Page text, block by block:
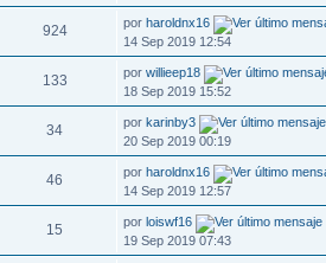
924 porharoldnx16
14 Sep 2019 12:54
133 porwillieep18
18 Sep 2019 15:52
34 porkarinby3
20 Sep 2019 00:19
46 porharoldnx16
14 Sep 2019 12:57
15 porloiswf16
19 Sep 2019 07:43